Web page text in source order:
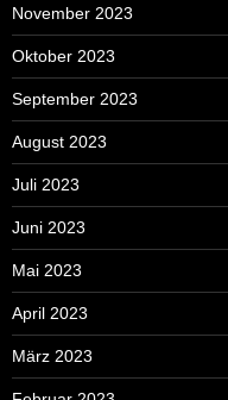
November 2023
Oktober 2023
September 2023
August 2023
Juli 2023
Juni 2023
Mai 2023
April 2023
März 2023